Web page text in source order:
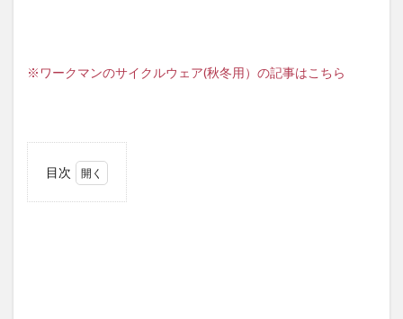
※ワークマンのサイクルウェア(秋冬用）の記事はこちら
目次